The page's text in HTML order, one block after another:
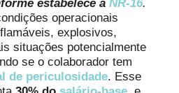
estabelece a NR-16.
operacionais
explosivos,
situações potencialmente
se o colaborador tem
de periculosidade. Esse